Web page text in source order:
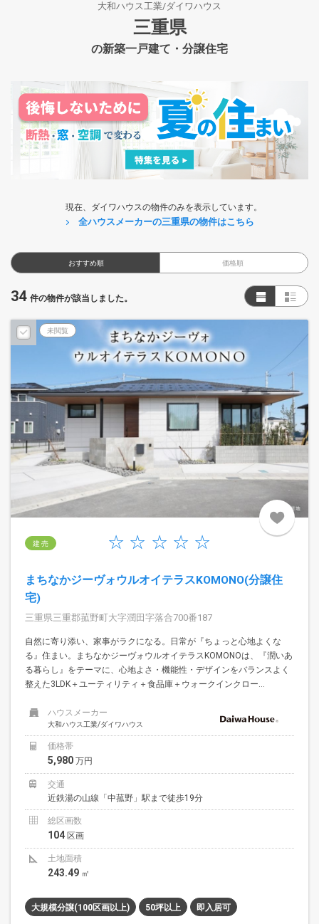
大和ハウス工業/ダイワハウス
三重県
の新築一戸建て・分譲住宅
現在、ダイワハウスの物件のみを表示しています。
全ハウスメーカーの三重県の物件はこちら
おすすめ順 価格順
34 件の物件が該当しました。
未閲覧
建 売
まちなかジーヴォウルオイテラスKOMONO(分譲住
宅)
三重県三重郡菰野町大字潤田字落合700番187
自然に寄り添い、家事がラクになる。日常が『ちょっと心地よくな
る』住まい。まちなかジーヴォウルオイテラスKOMONOは、『潤いあ
る暮らし』をテーマに、心地よさ・機能性・デザインをバランスよく
整えた3LDK＋ユーティリティ＋食品庫＋ウォークインクロー...
ハウスメーカー
大和ハウス工業/ダイワハウス
価格帯
5,980 万円
交通
近鉄湯の山線「中菰野」駅まで徒歩19分
総区画数
104 区画
土地面積
243.49 ㎡
大規模分譲(100区画以上) 50坪以上 即入居可